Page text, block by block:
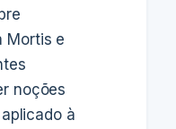
Mortis e
noções
à